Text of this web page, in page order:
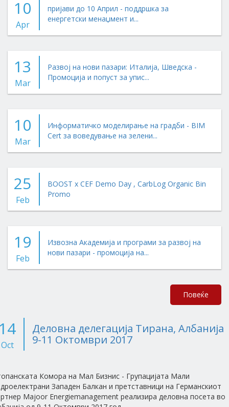
10
Apr
пријави до 10 Април - поддршка за
енергетски менаџмент и...
13
Mar
Развој на нови пазари: Италија, Шведска -
Промоција и попуст за упис...
10
Mar
Информатичко моделирање на градби - BIM
Cert за воведување на зелени...
25
Feb
BOOST x CEF Demo Day , CarbLog Organic Bin
Promo
19
Feb
Извозна Академија и програми за развој на
нови пазари - промоција на...
Повеќе
Oct
Деловна делегација Тирана, Албанија
9-11 Октомври 2017
Комора на Мал Бизнис - Групацијата Мали
Западен Балкан и претставници на Германскиот
Majoor Energiemanagement реализира деловна посета во